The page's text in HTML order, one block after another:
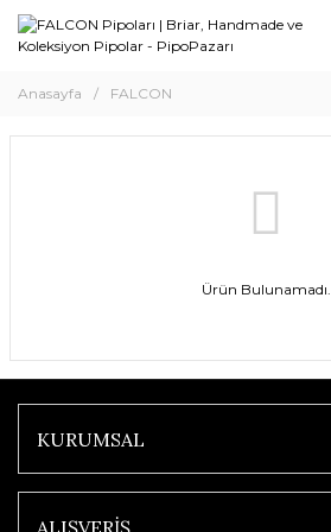
Anasayfa FALCON
Ürün Bulunamadı.
KURUMSAL
ALIŞVERİŞ